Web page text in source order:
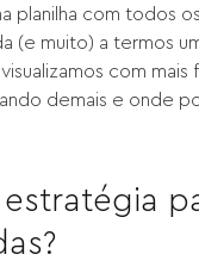
planilha com todos
(e muito) a termos
com mais
demais e onde